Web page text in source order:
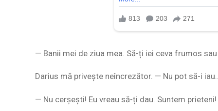
— Banii mei de ziua mea. Să-ți iei ceva frumos
Darius mă privește neîncrezător. — Nu pot să-i
— Nu cerșești! Eu vreau să-ți dau. Suntem prieteni!